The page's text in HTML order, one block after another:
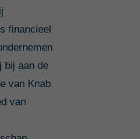
financieel
bij aan de
van Knab
van